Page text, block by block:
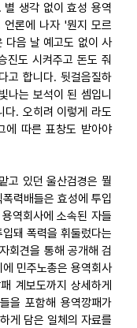
별 생각 없이 효성 용역
언론에 나자 '뭔지 모르
다음 날 예고도 없이 사
진도 시켜주고 돈도 줘
고 합니다. 뒷걸음질하
나는 보석이 된 셈입니
다. 오히려 이렇게 라도
에 따른 표창도 받아야
고 있던 울산검경은 뭘
력배들은 효성에 투입
역회사에 소속된 자들
돼 폭력을 휘둘렀다는
회견을 통해 공개해 검
민주노총은 용역회사
계보도까지 상세하게
을 포함해 용역깡패가
게 담은 일체의 자료를